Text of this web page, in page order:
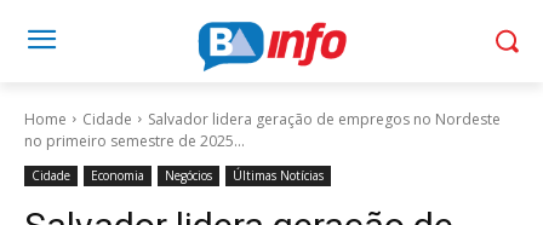
Home Cidade
Salvador lidera geração de empregos no Nordeste
no primeiro semestre de 2025...
Cidade Economia Negócios Últimas Notícias